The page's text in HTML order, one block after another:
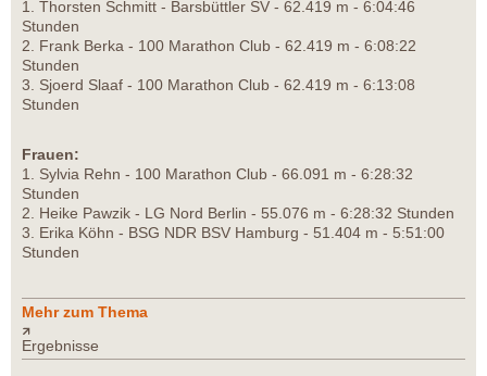
1. Thorsten Schmitt - Barsbüttler SV - 62.419 m - 6:04:46
Stunden
2. Frank Berka - 100 Marathon Club - 62.419 m - 6:08:22
Stunden
3. Sjoerd Slaaf - 100 Marathon Club - 62.419 m - 6:13:08
Stunden
Frauen:
1. Sylvia Rehn - 100 Marathon Club - 66.091 m - 6:28:32
Stunden
2. Heike Pawzik - LG Nord Berlin - 55.076 m - 6:28:32 Stunden
3. Erika Köhn - BSG NDR BSV Hamburg - 51.404 m - 5:51:00
Stunden
Mehr zum Thema
Ergebnisse